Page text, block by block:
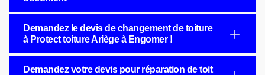
Demandez le devis de changement de toiture
à Protect toiture Ariège à Engomer !
Demandez votre devis pour réparation de toit